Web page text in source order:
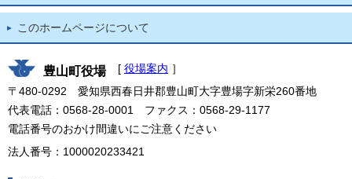
このホームページについて
豊山町役場 [ 役場案内 ］
〒480-0292 愛知県西春日井郡豊山町大字豊場字新栄260番地
代表電話：0568-28-0001 ファクス：0568-29-1177
電話番号のおかけ間違いにご注意ください
法人番号：1000020233421